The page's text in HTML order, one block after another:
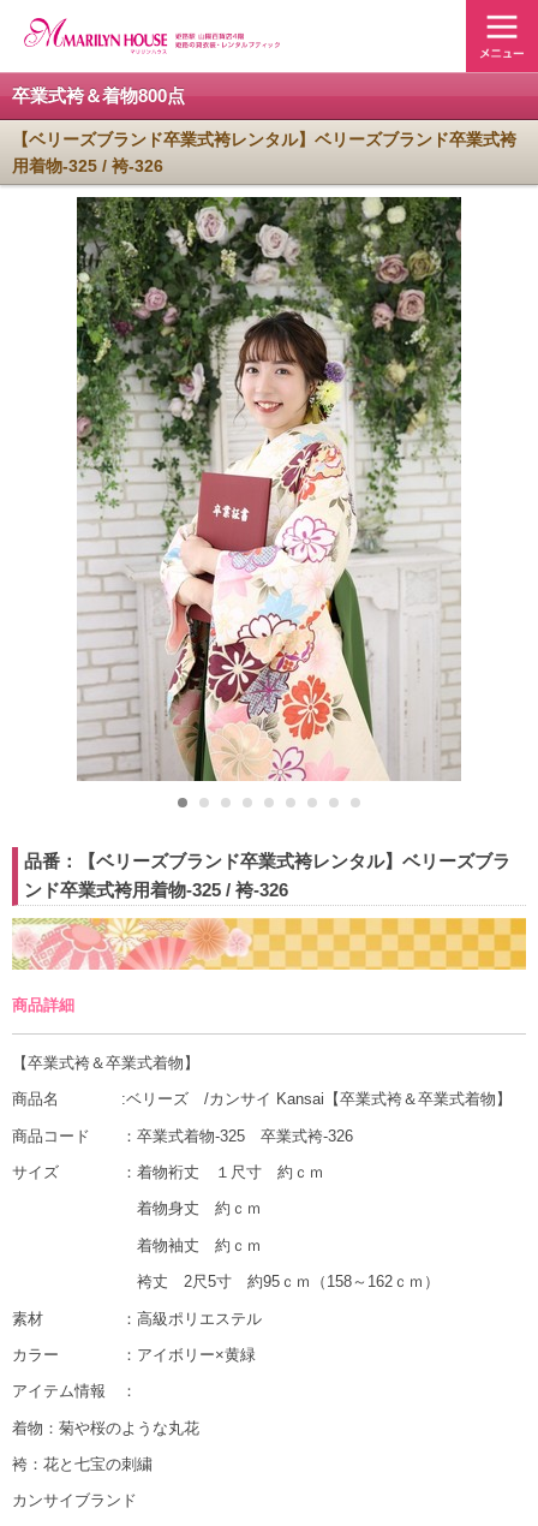
卒業式袴＆着物800点
【ベリーズブランド卒業式袴レンタル】ベリーズブランド卒業式袴
用着物-325 / 袴-326
品番：【ベリーズブランド卒業式袴レンタル】ベリーズブラ
ンド卒業式袴用着物-325 / 袴-326
商品詳細
【卒業式袴＆卒業式着物】
商品名 :ベリーズ /カンサイ Kansai【卒業式袴＆卒業式着物】
商品コード ：卒業式着物-325 卒業式袴-326
サイズ ：着物裄丈 １尺寸 約ｃｍ
着物身丈 約ｃｍ
着物袖丈 約ｃｍ
袴丈 2尺5寸 約95ｃｍ（158～162ｃｍ）
素材 ：高級ポリエステル
カラー ：アイボリー×黄緑
アイテム情報 ：
着物：菊や桜のような丸花
袴：花と七宝の刺繍
カンサイブランド